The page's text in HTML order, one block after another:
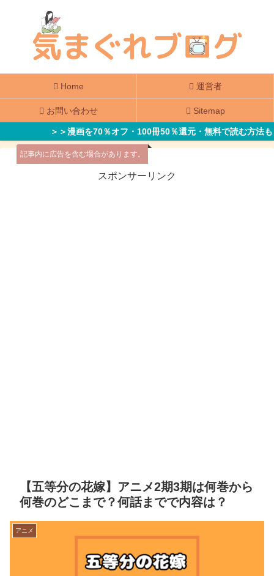
Home 運営者
お問い合わせ Sitemap
＞＞漫画を70％オフ・100冊50％還元・無料で読む方法も
記事内に広告を含む場合があります。
スポンサーリンク
【五等分の花嫁】アニメ2期3期は何巻から
何巻のどこまで？何話までで内容は？
アニメ